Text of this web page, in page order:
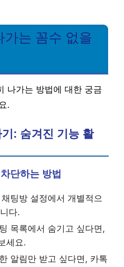
가는 꼼수 없을
나가는 방법에 대한 궁금
.
: 숨겨진 기능 활
단하는 방법
채팅방 설정에서 개별적으
다.
목록에서 숨기고 싶다면,
세요.
알림만 받고 싶다면, 카톡